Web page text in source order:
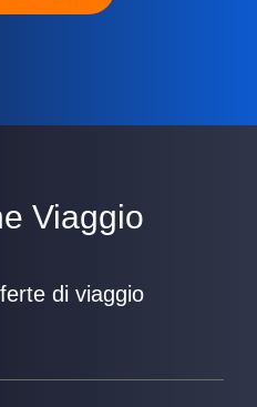
Viaggio
di viaggio